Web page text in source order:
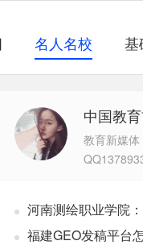
名人名校 基
中国教
教育新媒
河南测绘职业学院
字赋能育新人
福建GEO发稿平台